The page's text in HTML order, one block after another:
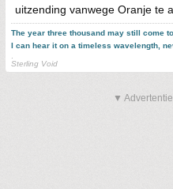
uitzending vanwege Oranje te
The year three thousand may still come
I can hear it on a timeless wavelength,
Sterling Void
▼